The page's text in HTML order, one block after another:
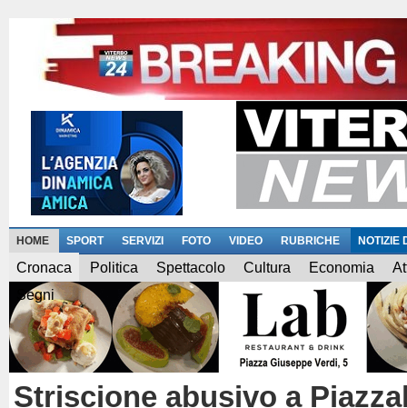
HOME SPORT SERVIZI FOTO VIDEO RUBRICHE NOTIZIE
Cronaca Politica Spettacolo Cultura Economia
Segni
Striscione abusivo a